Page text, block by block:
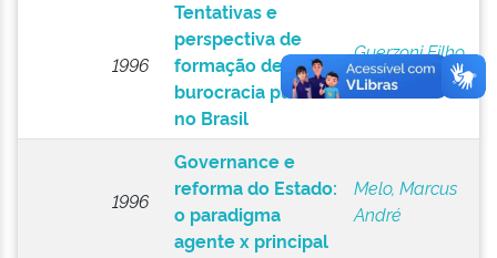
1996
Tentativas e
perspectiva de
formação de uma
burocracia pública
no Brasil
Guerzoni Filho,
Gilberto
1996
Governance e
reforma do Estado:
o paradigma
agente x principal
Melo, Marcus
André